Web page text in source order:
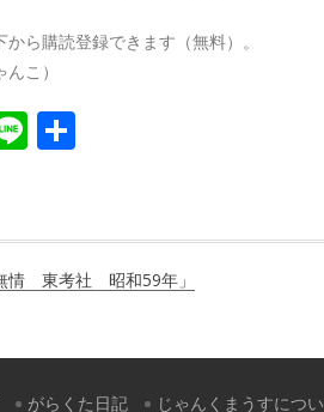
から購読登録できます（無料）。
こ）
LINE
情 東考社 昭和59年」
がらくた日記 じゃんくまうすにつ